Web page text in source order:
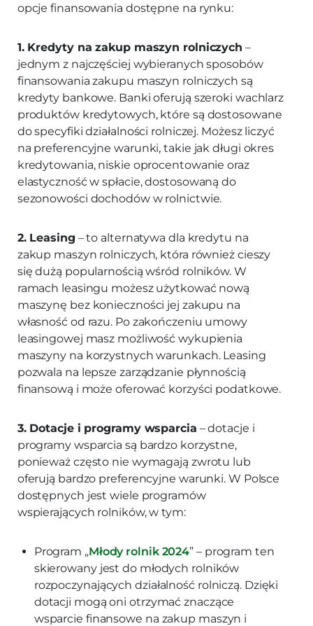
opcje finansowania dostępne na rynku:
1. Kredyty na zakup maszyn rolniczych –
jednym z najczęściej wybieranych sposobów
finansowania zakupu maszyn rolniczych są
kredyty bankowe. Banki oferują szeroki wachlarz
produktów kredytowych, które są dostosowane
do specyfiki działalności rolniczej. Możesz liczyć
na preferencyjne warunki, takie jak długi okres
kredytowania, niskie oprocentowanie oraz
elastyczność w spłacie, dostosowaną do
sezonowości dochodów w rolnictwie.
2. Leasing – to alternatywa dla kredytu na
zakup maszyn rolniczych, która również cieszy
się dużą popularnością wśród rolników. W
ramach leasingu możesz użytkować nową
maszynę bez konieczności jej zakupu na
własność od razu. Po zakończeniu umowy
leasingowej masz możliwość wykupienia
maszyny na korzystnych warunkach. Leasing
pozwala na lepsze zarządzanie płynnością
finansową i może oferować korzyści podatkowe.
3. Dotacje i programy wsparcia – dotacje i
programy wsparcia są bardzo korzystne,
ponieważ często nie wymagają zwrotu lub
oferują bardzo preferencyjne warunki. W Polsce
dostępnych jest wiele programów
wspierających rolników, w tym:
Program „Młody rolnik 2024” – program ten
skierowany jest do młodych rolników
rozpoczynających działalność rolniczą. Dzięki
dotacji mogą oni otrzymać znaczące
wsparcie finansowe na zakup maszyn i